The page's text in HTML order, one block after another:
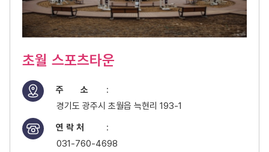
초월 스포츠타운
주 소
:
경기도 광주시 초월읍 늑현리 193-1
연 락 처
:
031-760-4698